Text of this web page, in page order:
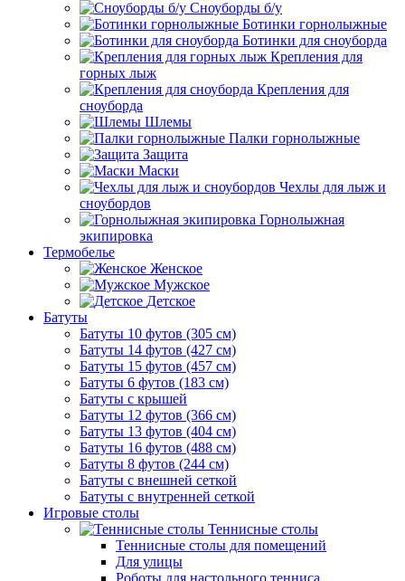
Сноуборды б/у
Ботинки горнолыжные
Ботинки для сноуборда
Крепления для
горных лыж
Крепления для
сноуборда
Шлемы
Палки горнолыжные
Защита
Маски
Чехлы для лыж и
сноубордов
Горнолыжная
экипировка
Термобелье
Женское
Мужское
Детское
Батуты
Батуты 10 футов (305 см)
Батуты 14 футов (427 см)
Батуты 15 футов (457 см)
Батуты 6 футов (183 см)
Батуты с крышей
Батуты 12 футов (366 см)
Батуты 13 футов (404 см)
Батуты 16 футов (488 см)
Батуты 8 футов (244 см)
Батуты с внешней сеткой
Батуты с внутренней сеткой
Игровые столы
Теннисные столы
Теннисные столы для помещений
Для улицы
Роботы для настольного тенниса